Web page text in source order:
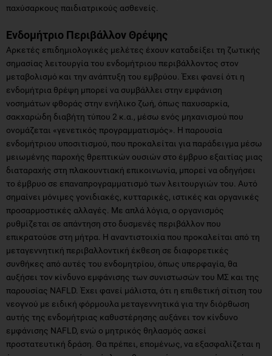
παχύσαρκους παιδιατρικούς ασθενείς.
Ενδομήτριο Περιβάλλον Θρέψης
Αρκετές επιδημιολογικές μελέτες έχουν καταδείξει τη ζωτικής
σημασίας λειτουργία του ενδομήτριου περιβάλλοντος στον
μεταβολισμό και την ανάπτυξη του εμβρύου. Έχει φανεί ότι η
ενδομήτρια θρέψη μπορεί να συμβάλλει στην εμφάνιση
νοσημάτων φθοράς στην ενήλικο ζωή, όπως παχυσαρκία,
σακχαρώδη διαβήτη τύπου 2 κ.α., μέσω ενός μηχανισμού που
ονομάζεται «γενετικός προγραμματισμός». Η παρουσία
ενδομήτριου υποσιτισμού, που προκαλείται για παράδειγμα μέσω
μειωμένης παροχής θρεπτικών ουσιών στο έμβρυο εξαιτίας μιας
διαταραχής στη πλακουντιακή επικοινωνία, μπορεί να οδηγήσει
το έμβρυο σε επαναπρογραμματισμό των λειτουργιών του. Αυτό
σημαίνει μόνιμες γονιδιακές, κυτταρικές, ιστικές και οργανικές
προσαρμοστικές αλλαγές. Με απλά λόγια, ο οργανισμός
ρυθμίζεται σε απάντηση στο δυσμενές περιβάλλον που
επικρατούσε στη μήτρα. Η αναντιστοιχία που προκαλείται από τη
μεταγεννητική περιβαλλοντική έκθεση σε διαφορετικές
συνθήκες από αυτές του ενδομητρίου, όπως υπερφαγία, θα
αυξήσει τον κίνδυνο εμφάνισης των συνιστωσών του ΜΣ και της
παρουσίας NAFLD. Έχει φανεί μάλιστα, ότι η επιθετική σίτιση του
νεογνού με ειδική φόρμουλα μεταγεννητικά για την διόρθωση
αυτής της ενδομήτριας καθυστέρησης αυξάνει τον κίνδυνο
εμφάνισης NAFLD, ενώ ο μητρικός θηλασμός ασκεί
προστατευτική δράση. Θα πρέπει, επομένως, να εξασφαλίζεται η